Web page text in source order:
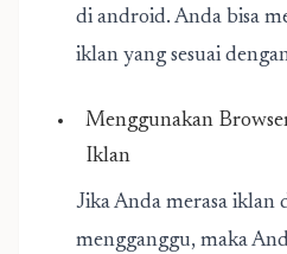
di android. Anda bisa
iklan yang sesuai
Menggunakan
Iklan
Jika Anda merasa iklan
mengganggu, maka